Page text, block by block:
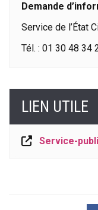
Demande
Service de l’État
Tél. : 01 30 48 34
LIEN UTILE
Service-